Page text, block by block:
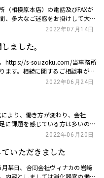
（相模原本店）の電話及びFAXが
、多大なご迷惑をお掛けして大変
、誠にありがとうございました。
2022年07月14日
ました。
https://s-souzoku.com/当事務所
ます。相続に関するご相談事がご
下さい。
2022年06月24日
より、働き方が変わり、会社
に課題を感じている方は多いので
、飲食を伴う忘年会や新年会が
2022年06月20日
いただきました
某日、合同会社ヴィナカの岩﨑
内容としましては消化器官の働き